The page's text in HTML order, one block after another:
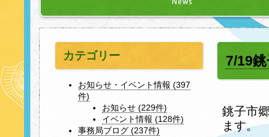
7/19
銚子市
ます。
カテゴリー
お知らせ・イベント情報 (397
件)
お知らせ (229件)
イベント情報 (128件)
事務局ブログ (237件)